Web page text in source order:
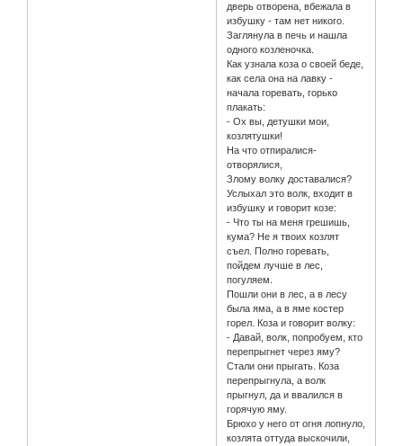
дверь отворена, вбежала в
избушку - там нет никого.
Заглянула в печь и нашла
одного козленочка.
Как узнала коза о своей беде,
как села она на лавку -
начала горевать, горько
плакать:
- Ох вы, детушки мои,
козлятушки!
На что отпиралися-
отворялися,
Злому волку доставалися?
Услыхал это волк, входит в
избушку и говорит козе:
- Что ты на меня грешишь,
кума? Не я твоих козлят
съел. Полно горевать,
пойдем лучше в лес,
погуляем.
Пошли они в лес, а в лесу
была яма, а в яме костер
горел. Коза и говорит волку:
- Давай, волк, попробуем, кто
перепрыгнет через яму?
Стали они прыгать. Коза
перепрыгнула, а волк
прыгнул, да и ввалился в
горячую яму.
Брюхо у него от огня лопнуло,
козлята оттуда выскочили,